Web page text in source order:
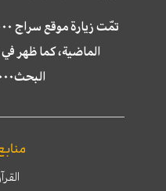
الماضية، كما ظهر
البحث٢٢,٢٩٠,٠٠٠ مرّة.